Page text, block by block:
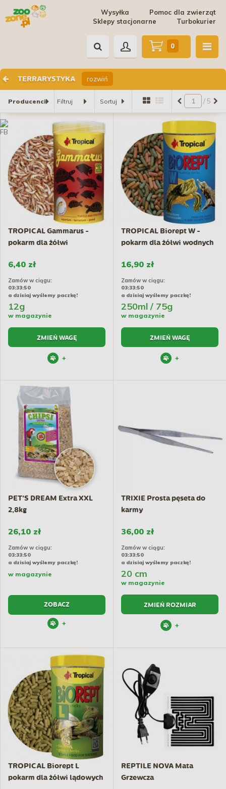
Pomoc dla zwierząt
Wysyłka
Turbokurier
Sklepy stacjonarne
TERRARYSTYKA rozwiń
0
/ 5
TROPICAL Gammarus -
pokarm dla żółwi
6,40 zł
Zamów w ciągu:
03:33:50
a dzisiaj wyślemy paczkę!
12g
w magazynie
ZMIEŃ WAGĘ
+
TROPICAL Biorept W -
pokarm dla żółwi wodnych
16,90 zł
Zamów w ciągu:
03:33:50
a dzisiaj wyślemy paczkę!
250ml / 75g
w magazynie
ZMIEŃ WAGĘ
+
PET'S DREAM Extra XXL
2,8kg
26,10 zł
Zamów w ciągu:
03:33:50
a dzisiaj wyślemy paczkę!
w magazynie
ZOBACZ
+
TRIXIE Prosta pęseta do
karmy
36,00 zł
Zamów w ciągu:
03:33:50
a dzisiaj wyślemy paczkę!
20 cm
w magazynie
ZMIEŃ ROZMIAR
+
TROPICAL Biorept L
pokarm dla żółwi lądowych
REPTILE NOVA Mata
Grzewcza